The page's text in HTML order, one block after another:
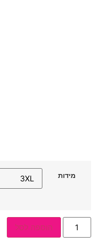
מידות
כמות
סרפן
הוספה לסל